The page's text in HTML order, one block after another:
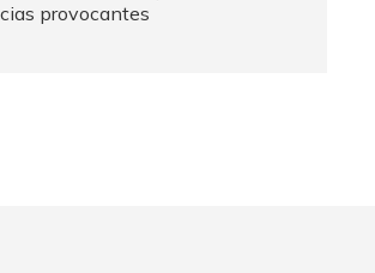
provocantes